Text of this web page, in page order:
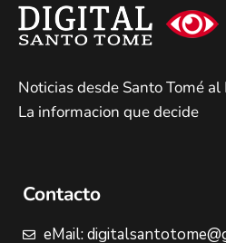
Noticias desde Santo Tomé
La informacion que decide
Contacto
eMail: